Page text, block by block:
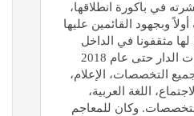
في باكورة انطلاقها،
وبجهود القائمين عليها
مثقفونا في الداخل
والخارج. بلغت إصدارات الدار حتى عام 2018
في جميع التخصصات، الإعلام،
اللغة العربية،
وكان للمعاجم